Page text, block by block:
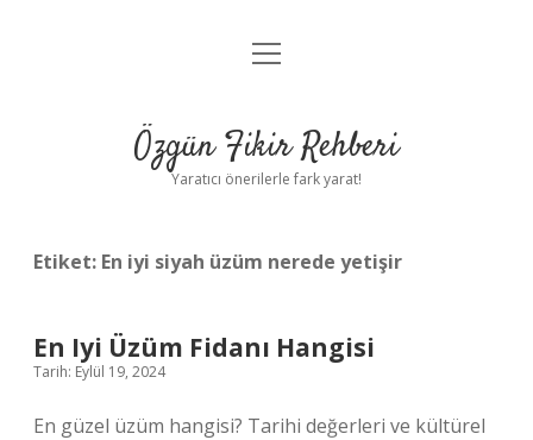
Gizlilik Politikası
Yasal Uyarı
menüyü
Özgün Fikir Rehberi
Yaratıcı önerilerle fark yarat!
Etiket: En iyi siyah üzüm nerede yetişir
En Iyi Üzüm Fidanı Hangisi
Tarih: Eylül 19, 2024
En güzel üzüm hangisi? Tarihi değerleri ve kültürel